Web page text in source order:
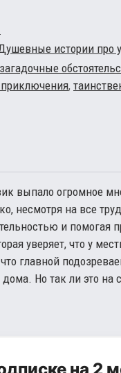
истории про
загадочные
,
выпало огромное
несмотря на все
и помогая
уверяет, что у
главной
Но так ли это на